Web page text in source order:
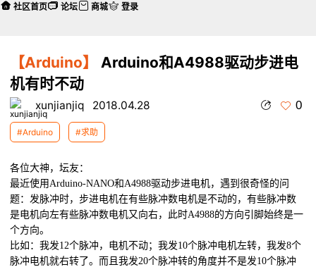
【Arduino】
Arduino和A4988驱动步进电
机有时不动
xunjianjiq 2018.04.28 0
#Arduino #求助
各位大神，坛友：
最近使用Arduino-NANO和A4988驱动步进电机，遇到很奇怪的问
题：发脉冲时，步进电机在有些脉冲数电机是不动的，有些脉冲数
是电机向左有些脉冲数电机又向右，此时A4988的方向引脚始终是一
个方向。
比如：我发12个脉冲，电机不动；我发10个脉冲电机左转，我发8个
脉冲电机就右转了。而且我发20个脉冲转的角度并不是发10个脉冲
社区首页 论坛 商城 登录